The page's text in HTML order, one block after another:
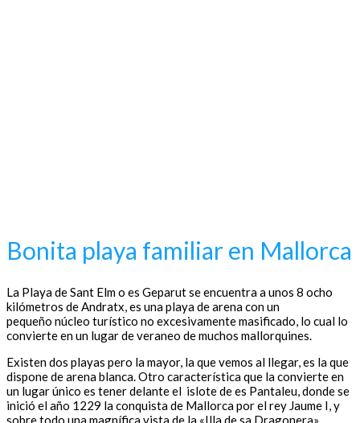
Bonita playa familiar en Mallorca
La Playa de Sant Elm o es Geparut se encuentra a unos 8 ocho
kilómetros de Andratx, es una playa de arena con un
pequeño núcleo turístico no excesivamente masificado, lo cual lo
convierte en un lugar de veraneo de muchos mallorquines.
Existen dos playas pero la mayor, la que vemos al llegar, es la que
dispone de arena blanca. Otro característica que la convierte en
un lugar único es tener delante el islote de es Pantaleu, donde se
inició el año 1229 la conquista de Mallorca por el rey Jaume I, y
sobre todo una magnífica vista de la «Illa de sa Dragonera».